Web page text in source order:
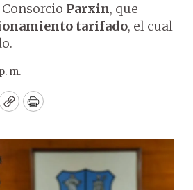
Parxin, que
tarifado, el cual
m.
CopyPrint